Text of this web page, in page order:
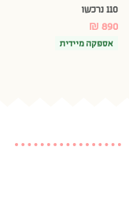
110 נרכשו
₪ 890
אספקה מיידית